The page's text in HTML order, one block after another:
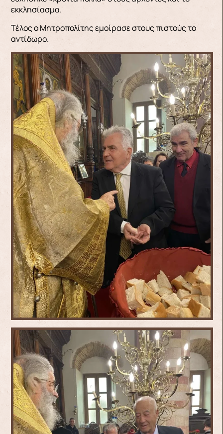
εκκλησίασμα.
Τέλος ο Μητροπολίτης εμοίρασε στους πιστούς το
αντίδωρο.